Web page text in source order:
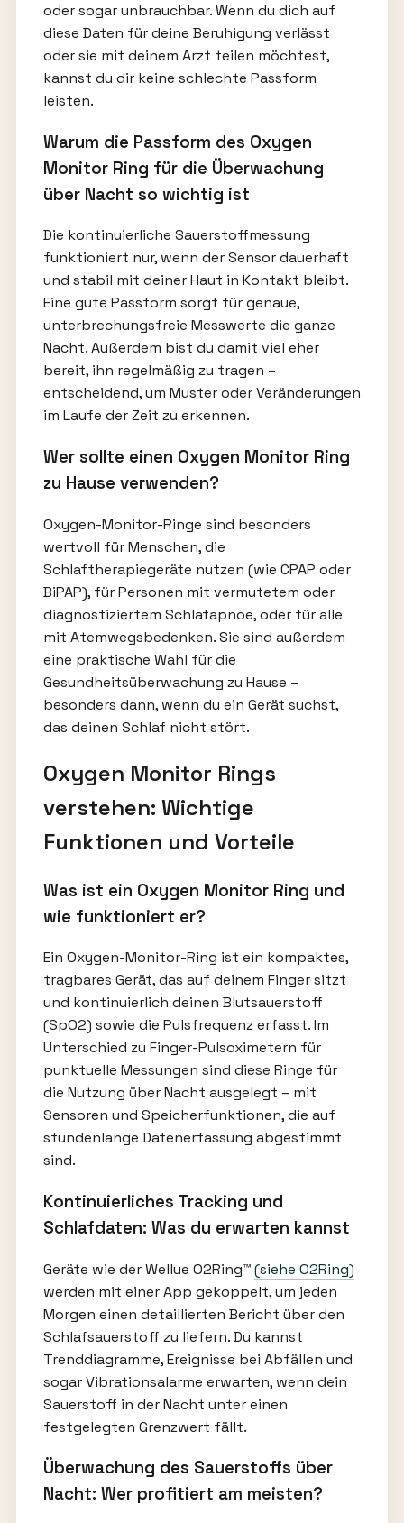
oder sogar unbrauchbar. Wenn du dich auf
diese Daten für deine Beruhigung verlässt
oder sie mit deinem Arzt teilen möchtest,
kannst du dir keine schlechte Passform
leisten.
Warum die Passform des Oxygen
Monitor Ring für die Überwachung
über Nacht so wichtig ist
Die kontinuierliche Sauerstoffmessung
funktioniert nur, wenn der Sensor dauerhaft
und stabil mit deiner Haut in Kontakt bleibt.
Eine gute Passform sorgt für genaue,
unterbrechungsfreie Messwerte die ganze
Nacht. Außerdem bist du damit viel eher
bereit, ihn regelmäßig zu tragen –
entscheidend, um Muster oder Veränderungen
im Laufe der Zeit zu erkennen.
Wer sollte einen Oxygen Monitor Ring
zu Hause verwenden?
Oxygen-Monitor-Ringe sind besonders
wertvoll für Menschen, die
Schlaftherapiegeräte nutzen (wie CPAP oder
BiPAP), für Personen mit vermutetem oder
diagnostiziertem Schlafapnoe, oder für alle
mit Atemwegsbedenken. Sie sind außerdem
eine praktische Wahl für die
Gesundheitsüberwachung zu Hause –
besonders dann, wenn du ein Gerät suchst,
das deinen Schlaf nicht stört.
Oxygen Monitor Rings
verstehen: Wichtige
Funktionen und Vorteile
Was ist ein Oxygen Monitor Ring und
wie funktioniert er?
Ein Oxygen-Monitor-Ring ist ein kompaktes,
tragbares Gerät, das auf deinem Finger sitzt
und kontinuierlich deinen Blutsauerstoff
(SpO2) sowie die Pulsfrequenz erfasst. Im
Unterschied zu Finger-Pulsoximetern für
punktuelle Messungen sind diese Ringe für
die Nutzung über Nacht ausgelegt – mit
Sensoren und Speicherfunktionen, die auf
stundenlange Datenerfassung abgestimmt
sind.
Kontinuierliches Tracking und
Schlafdaten: Was du erwarten kannst
Geräte wie der Wellue O2Ring™(siehe O2Ring)
werden mit einer App gekoppelt, um jeden
Morgen einen detaillierten Bericht über den
Schlafsauerstoff zu liefern. Du kannst
Trenddiagramme, Ereignisse bei Abfällen und
sogar Vibrationsalarme erwarten, wenn dein
Sauerstoff in der Nacht unter einen
festgelegten Grenzwert fällt.
Überwachung des Sauerstoffs über
Nacht: Wer profitiert am meisten?